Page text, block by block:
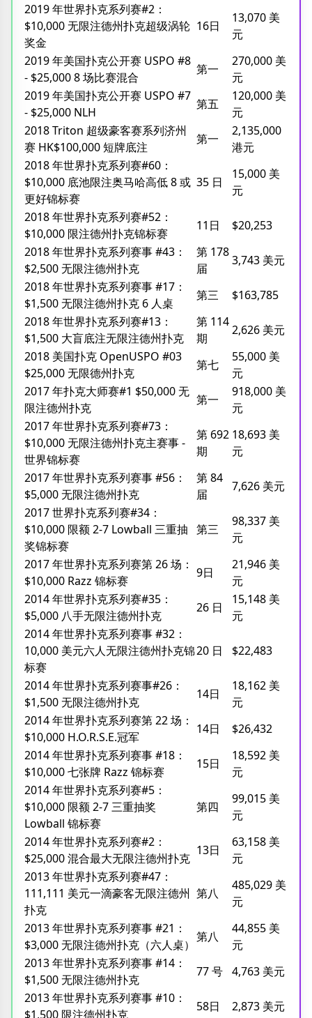
2019 年世界扑克系列赛#2：
$10,000 无限注德州扑克超级涡轮
奖金
16日
13,070 美
元
2019 年美国扑克公开赛 USPO #8
- $25,000 8 场比赛混合
第一
270,000 美
元
2019 年美国扑克公开赛 USPO #7
- $25,000 NLH
第五
120,000 美
元
2018 Triton 超级豪客赛系列济州
赛 HK$100,000 短牌底注
第一
2,135,000
港元
2018 年世界扑克系列赛#60：
$10,000 底池限注奥马哈高低 8 或
更好锦标赛
35 日
15,000 美
元
2018 年世界扑克系列赛#52：
$10,000 限注德州扑克锦标赛
11日
$20,253
2018 年世界扑克系列赛事 #43：
$2,500 无限注德州扑克
第 178
届
3,743 美元
2018 年世界扑克系列赛事 #17：
$1,500 无限注德州扑克 6 人桌
第三
$163,785
2018 年世界扑克系列赛#13：
$1,500 大盲底注无限注德州扑克
第 114
期
2,626 美元
2018 美国扑克 OpenUSPO #03
$25,000 无限德州扑克
第七
55,000 美
元
2017 年扑克大师赛#1 $50,000 无
限注德州扑克
第一
918,000 美
元
2017 年世界扑克系列赛#73：
$10,000 无限注德州扑克主赛事 -
世界锦标赛
第 692
期
18,693 美
元
2017 年世界扑克系列赛事 #56：
$5,000 无限注德州扑克
第 84
届
7,626 美元
2017 世界扑克系列赛#34：
$10,000 限额 2-7 Lowball 三重抽
奖锦标赛
第三
98,337 美
元
2017 年世界扑克系列赛第 26 场：
$10,000 Razz 锦标赛
9日
21,946 美
元
2014 年世界扑克系列赛#35：
$5,000 八手无限注德州扑克
26 日
15,148 美
元
2014 年世界扑克系列赛事 #32：
10,000 美元六人无限注德州扑克锦
标赛
20 日 $22,483
2014 年世界扑克系列赛事#26：
$1,500 无限注德州扑克
14日
18,162 美
元
2014 年世界扑克系列赛第 22 场：
$10,000 H.O.R.S.E.冠军
14日
$26,432
2014 年世界扑克系列赛事 #18：
$10,000 七张牌 Razz 锦标赛
15日
18,592 美
元
2014 年世界扑克系列赛#5：
$10,000 限额 2-7 三重抽奖
Lowball 锦标赛
第四
99,015 美
元
2014 年世界扑克系列赛#2：
$25,000 混合最大无限注德州扑克
13日
63,158 美
元
2013 年世界扑克系列赛#47：
111,111 美元一滴豪客无限注德州
扑克
第八
485,029 美
元
2013 年世界扑克系列赛事 #21：
$3,000 无限注德州扑克（六人桌）
第八
44,855 美
元
2013 年世界扑克系列赛事 #14：
$1,500 无限注德州扑克
77 号 4,763 美元
2013 年世界扑克系列赛事 #10：
$1,500 限注德州扑克
58日 2,873 美元